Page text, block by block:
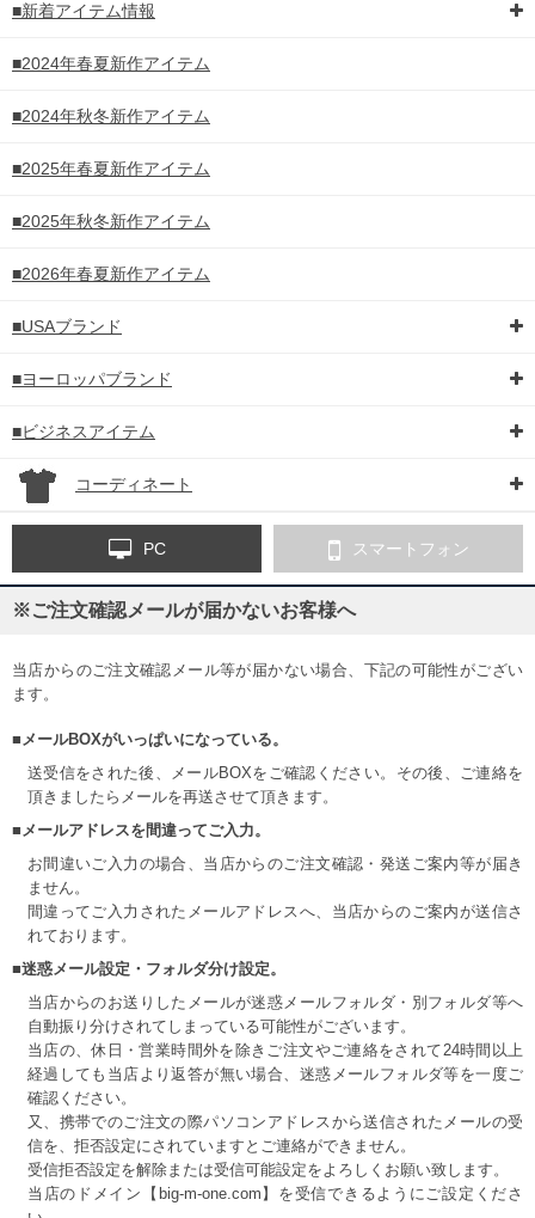
■新着アイテム情報
■2024年春夏新作アイテム
■2024年秋冬新作アイテム
■2025年春夏新作アイテム
■2025年秋冬新作アイテム
■2026年春夏新作アイテム
■USAブランド
■ヨーロッパブランド
■ビジネスアイテム
コーディネート
PC スマートフォン
※ご注文確認メールが届かないお客様へ
当店からのご注文確認メール等が届かない場合、下記の可能性がござい
ます。
■メールBOXがいっぱいになっている。
送受信をされた後、メールBOXをご確認ください。その後、ご連絡を
頂きましたらメールを再送させて頂きます。
■メールアドレスを間違ってご入力。
お間違いご入力の場合、当店からのご注文確認・発送ご案内等が届き
ません。
間違ってご入力されたメールアドレスへ、当店からのご案内が送信さ
れております。
■迷惑メール設定・フォルダ分け設定。
当店からのお送りしたメールが迷惑メールフォルダ・別フォルダ等へ
自動振り分けされてしまっている可能性がございます。
当店の、休日・営業時間外を除きご注文やご連絡をされて24時間以上
経過しても当店より返答が無い場合、迷惑メールフォルダ等を一度ご
確認ください。
又、携帯でのご注文の際パソコンアドレスから送信されたメールの受
信を、拒否設定にされていますとご連絡ができません。
受信拒否設定を解除または受信可能設定をよろしくお願い致します。
当店のドメイン【big-m-one.com】を受信できるようにご設定くださ